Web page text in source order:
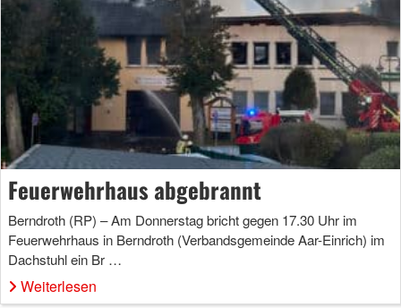
Feuerwehrhaus abgebrannt
Berndroth (RP) – Am Donnerstag bricht gegen 17.30 Uhr im
Feuerwehrhaus in Berndroth (Verbandsgemeinde Aar-Einrich) im
Dachstuhl ein Br …
Weiterlesen